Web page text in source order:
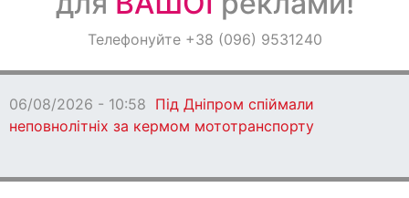
ОголошенняТелефонуйте +38 (096) 9531240
06/08/2026 - 10:58 Під Дніпром спіймали
неповнолітніх за кермом мототранспорту